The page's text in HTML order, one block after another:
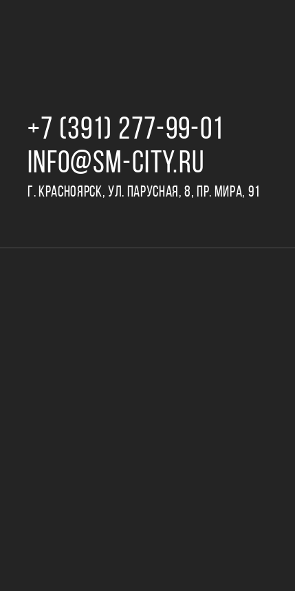
+7 (391) 277‒99‒01
INFO@SM-CITY.RU
Г. КРАСНОЯРСК, УЛ. ПАРУСНАЯ, 8, ПР. МИРА, 91